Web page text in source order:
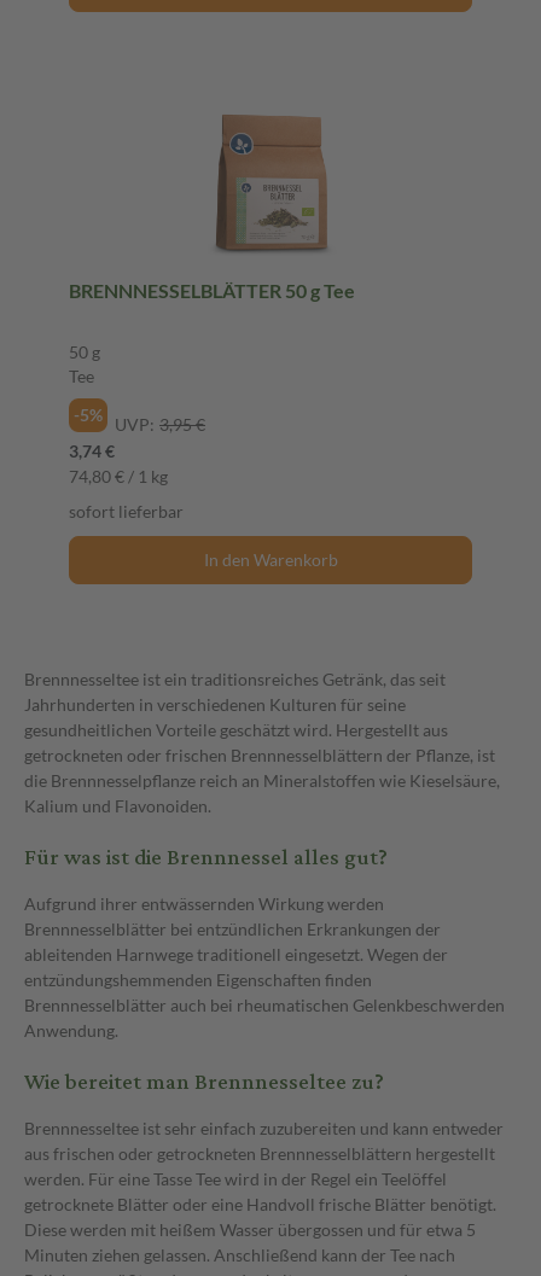
Brennnesseltee ist ein traditionsreiches Getränk, das seit
Jahrhunderten in verschiedenen Kulturen für seine
gesundheitlichen Vorteile geschätzt wird. Hergestellt aus
getrockneten oder frischen Brennnesselblättern der Pflanze, ist
die Brennnesselpflanze reich an Mineralstoffen wie Kieselsäure,
Kalium und Flavonoiden.
Für was ist die Brennnessel alles gut?
Aufgrund ihrer entwässernden Wirkung werden
Brennnesselblätter bei entzündlichen Erkrankungen der
ableitenden Harnwege traditionell eingesetzt. Wegen der
entzündungshemmenden Eigenschaften finden
Brennnesselblätter auch bei rheumatischen Gelenkbeschwerden
Anwendung.
Wie bereitet man Brennnesseltee zu?
Brennnesseltee ist sehr einfach zuzubereiten und kann entweder
aus frischen oder getrockneten Brennnesselblättern hergestellt
werden. Für eine Tasse Tee wird in der Regel ein Teelöffel
getrocknete Blätter oder eine Handvoll frische Blätter benötigt.
Diese werden mit heißem Wasser übergossen und für etwa 5
Minuten ziehen gelassen. Anschließend kann der Tee nach
BRENNNESSELBLÄTTER 50 g Tee
50 g
Tee
-5%
UVP: 3,95 €
3,74 €
74,80 € / 1 kg
sofort lieferbar
In den Warenkorb